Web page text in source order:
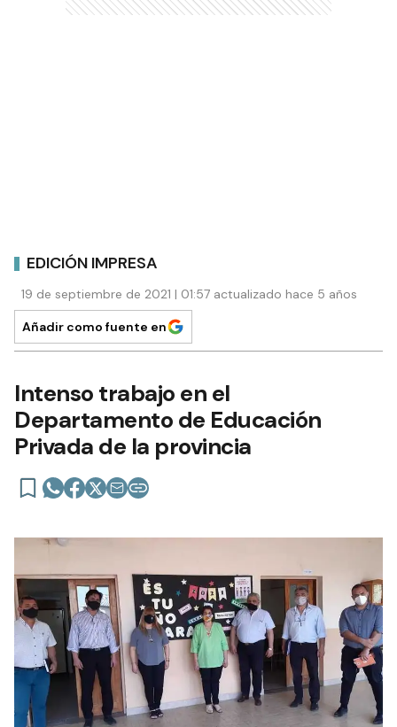
EDICIÓN IMPRESA
19 de septiembre de 2021 | 01:57 actualizado hace 5 años
Añadir como fuente en
Intenso trabajo en el
Departamento de Educación
Privada de la provincia